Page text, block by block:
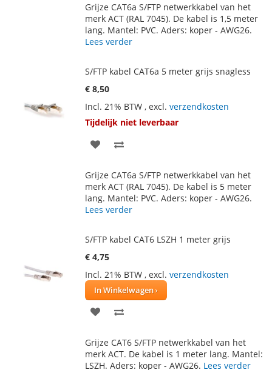
AAN
VERLANGLIJST
TE
VERGELIJKEN
Grijze CAT6a S/FTP netwerkkabel van het
merk ACT (RAL 7045). De kabel is 1,5 meter
lang. Mantel: PVC. Aders: koper - AWG26.
Lees verder
S/FTP kabel CAT6a 5 meter grijs snagless
€ 8,50
Incl. 21% BTW , excl. verzendkosten
Tijdelijk niet leverbaar
VOEG
AAN
VERLANGLIJST
TE
VERGELIJKEN
Grijze CAT6a S/FTP netwerkkabel van het
merk ACT (RAL 7045). De kabel is 5 meter
lang. Mantel: PVC. Aders: koper - AWG26.
Lees verder
S/FTP kabel CAT6 LSZH 1 meter grijs
€ 4,75
Incl. 21% BTW , excl. verzendkosten
In Winkelwagen
VOEG
AAN
TE
Grijze CAT6 S/FTP netwerkkabel van het
merk ACT. De kabel is 1 meter lang. Mantel:
LSZH. Aders: koper - AWG26. Lees verder